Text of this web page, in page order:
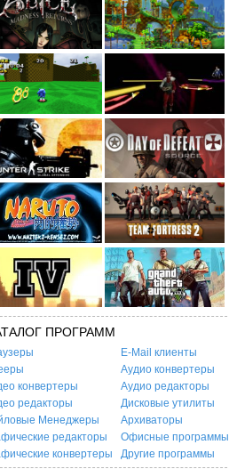
ПРОГРАММ
E-Mail клиенты
Аудио конвертеры
конвертеры
Аудио редакторы
редакторы
Дисковые утилиты
Менеджеры
Архиваторы
редакторы
Офисные программы
конвертеры
Другие программы